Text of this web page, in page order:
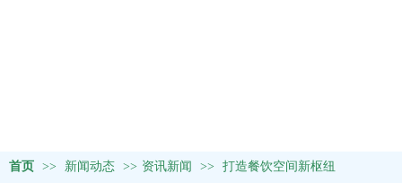
首页 >> 新闻动态 >> 资讯新闻 >> 打造餐饮空间新枢纽